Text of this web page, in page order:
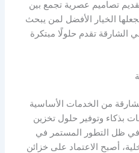
تصاميم عصرية تجمع بين
الخيار الأفضل لمن يبحث
تقدم حلولًا مبتكرة
من الخدمات الأساسية
بذكاء وتوفير حلول تخزين
في ظل التطور المستمر في
أصبح الاعتماد على خزائن